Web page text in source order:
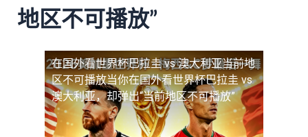
地区不可播放”
在国外看世界杯巴拉圭 vs 澳大利亚当前地
区不可播放当你在国外看世界杯巴拉圭 vs
澳大利亚，却弹出“当前地区不可播放”